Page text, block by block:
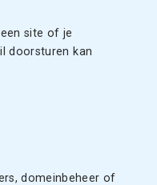
site of je
doorsturen kan
domeinbeheer of